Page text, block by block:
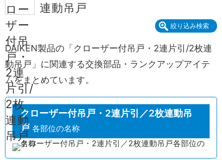
連動吊戸
絞り込み検索
DAIKEN製品の「クローザー付吊戸・2連片引/2枚連
動吊戸」に関連する交換部品・ランクアップアイテ
ムをまとめています。
クローザー付吊戸・2連片引／2枚連動吊
戸 各部位の名称